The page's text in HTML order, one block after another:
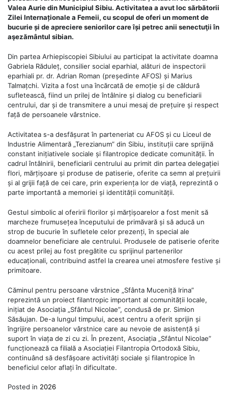
Valea Aurie din Municipiul Sibiu. Activitatea a avut loc sărbătorii
Zilei Internaționale a Femeii, cu scopul de oferi un moment de
bucurie și de apreciere seniorilor care își petrec anii senectuţii în
aşezământul sibian.
Din partea Arhiepiscopiei Sibiului au participat la activitate doamna
Gabriela Răduleț, consilier social eparhial, alături de inspectorii
eparhiali pr. dr. Adrian Roman (președinte AFOS) și Marius
Talmațchi. Vizita a fost una încărcată de emoție și de căldură
sufletească, fiind un prilej de întâlnire și dialog cu beneficiarii
centrului, dar și de transmitere a unui mesaj de prețuire și respect
față de persoanele vârstnice.
Activitatea s-a desfășurat în parteneriat cu AFOS și cu Liceul de
Industrie Alimentară „Terezianum” din Sibiu, instituții care sprijină
constant inițiativele sociale și filantropice dedicate comunității. În
cadrul întâlnirii, beneficiarii centrului au primit din partea delegației
flori, mărțișoare și produse de patiserie, oferite ca semn al prețuirii
și al grijii față de cei care, prin experiența lor de viață, reprezintă o
parte importantă a memoriei și identității comunității.
Gestul simbolic al oferirii florilor și mărțișoarelor a fost menit să
marcheze frumusețea începutului de primăvară și să aducă un
strop de bucurie în sufletele celor prezenți, în special ale
doamnelor beneficiare ale centrului. Produsele de patiserie oferite
cu acest prilej au fost pregătite cu sprijinul partenerilor
educaționali, contribuind astfel la crearea unei atmosfere festive și
primitoare.
Căminul pentru persoane vârstnice „Sfânta Muceniță Irina”
reprezintă un proiect filantropic important al comunității locale,
inițiat de Asociația „Sfântul Nicolae”, condusă de pr. Simion
Săsăujan. De-a lungul timpului, acest centru a oferit sprijin și
îngrijire persoanelor vârstnice care au nevoie de asistență și
suport în viața de zi cu zi. În prezent, Asociația „Sfântul Nicolae”
funcționează ca filială a Asociației Filantropia Ortodoxă Sibiu,
continuând să desfășoare activități sociale și filantropice în
beneficiul celor aflați în dificultate.
Posted in 2026